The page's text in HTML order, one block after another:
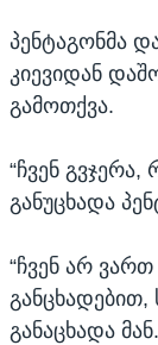
პენტაგონმა
კიევიდან
გამოთქვა.
“ჩვენ
განუცხადა
“ჩვენ არ
განაცხადა მან.